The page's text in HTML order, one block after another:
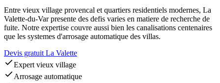
Entre vieux village provencal et quartiers residentiels modernes, La
Valette-du-Var presente des defis varies en matiere de recherche de
fuite. Notre expertise couvre aussi bien les canalisations centenaires
que les systemes d'arrosage automatique des villas.
Devis gratuit La Valette
Expert vieux village
Arrosage automatique